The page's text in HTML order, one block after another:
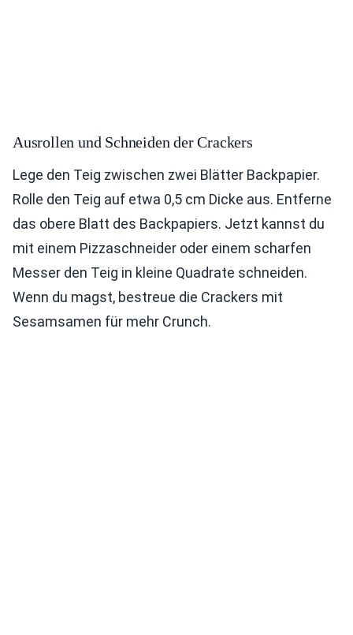
Ausrollen und Schneiden der Crackers
Lege den Teig zwischen zwei Blätter Backpapier.
Rolle den Teig auf etwa 0,5 cm Dicke aus. Entferne
das obere Blatt des Backpapiers. Jetzt kannst du
mit einem Pizzaschneider oder einem scharfen
Messer den Teig in kleine Quadrate schneiden.
Wenn du magst, bestreue die Crackers mit
Sesamsamen für mehr Crunch.